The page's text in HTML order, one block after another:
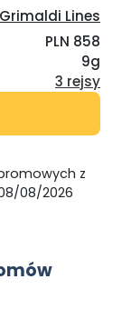
Grimaldi Lines
PLN 858
9g
3 rejsy
z
08/2026